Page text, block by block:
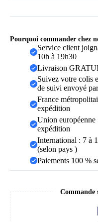
Pourquoi commander chez
Service client
10h à 19h30
Livraison
Suivez votre colis
de suivi envoyé
France
expédition
Union européenne
expédition
International : 7 à
(selon pays )
Paiements 100 %
Commande